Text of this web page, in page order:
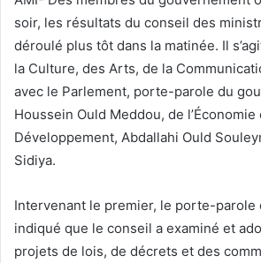
soir, les résultats du conseil des
déroulé plus tôt dans la matinée. Il
la Culture, des Arts, de la
avec le Parlement, porte-parole du
Houssein Ould Meddou, de l’Économie
Développement, Abdallahi Ould
Sidiya.
Intervenant le premier, le porte-parole
indiqué que le conseil a examiné et
projets de lois, de décrets et des